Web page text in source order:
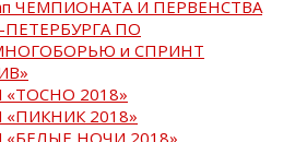
ЧЕМПИОНАТА И ПЕРВЕНСТВА
ПЕТЕРБУРГА ПО
и СПРИНТ
«ТОСНО 2018»
2018»
«БЕЛЫЕ НОЧИ 2018»